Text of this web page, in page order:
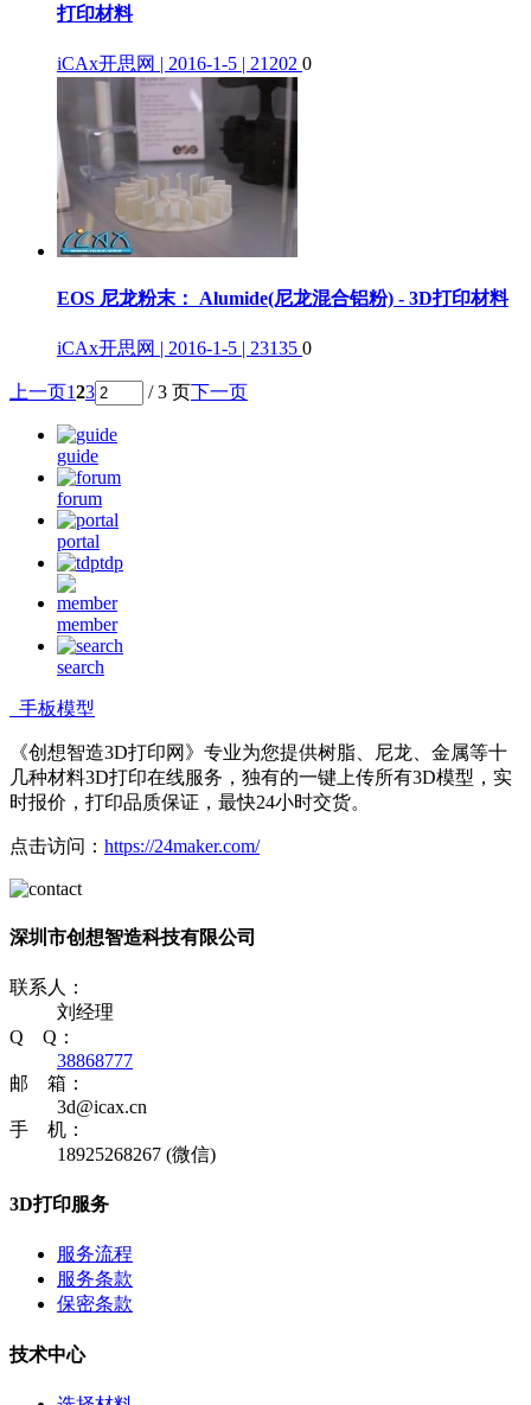
打印材料
iCAx开思网 | 2016-1-5 | 21202 0
EOS 尼龙粉末： Alumide(尼龙混合铝粉) - 3D打印材料
iCAx开思网 | 2016-1-5 | 23135 0
上一页123 / 3 页下一页
guide
forum
portal
tdp
member
search
手板模型
《创想智造3D打印网》专业为您提供树脂、尼龙、金属等十
几种材料3D打印在线服务，独有的一键上传所有3D模型，实
时报价，打印品质保证，最快24小时交货。
点击访问： https://24maker.com/
深圳市创想智造科技有限公司
联系人：
刘经理
Q Q：
38868777
邮 箱：
3d@icax.cn
手 机：
18925268267 (微信)
3D打印服务
服务流程
服务条款
保密条款
技术中心